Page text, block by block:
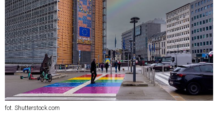
fot. Shutterstock.com